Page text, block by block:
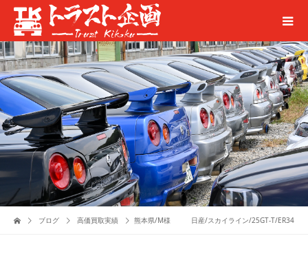
ブログ 高価買取実績 熊本県/M様 日産/スカイライン/25GT-T/ER34